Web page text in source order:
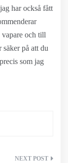
har också fått
och till
på att du
som jag